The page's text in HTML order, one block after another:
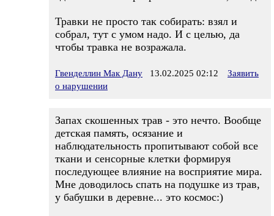
Травки не просто так собирать: взял и
собрал, тут с умом надо. И с целью, да
чтобы травка не возражала.
Гвенделлин Мак Дану 13.02.2025 02:12
Заявить
о нарушении
Запах скошенных трав - это нечто. Вообще
детская память, осязание и
наблюдательность пропитывают собой все
ткани и сенсорные клетки формируя
последующее влияние на восприятие мира.
Мне доводилось спать на подушке из трав,
у бабушки в деревне... это космос:)